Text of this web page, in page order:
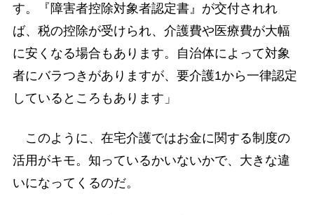
す。『障害者控除対象者認定書』が交付されれ
ば、税の控除が受けられ、介護費や医療費が大幅
に安くなる場合もあります。自治体によって対象
者にバラつきがありますが、要介護1から一律認定
しているところもあります」
このように、在宅介護ではお金に関する制度の
活用がキモ。知っているかいないかで、大きな違
いになってくるのだ。